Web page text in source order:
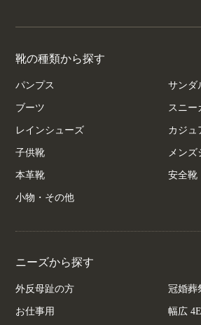
靴の種類から探す
パンプス サンダ
ブーツ スニー
レインシューズ カジュ
子供靴 メン
本革靴 安全靴
小物・その他
ニーズから探す
外反母趾の方 冠婚葬
お仕事用 幅広